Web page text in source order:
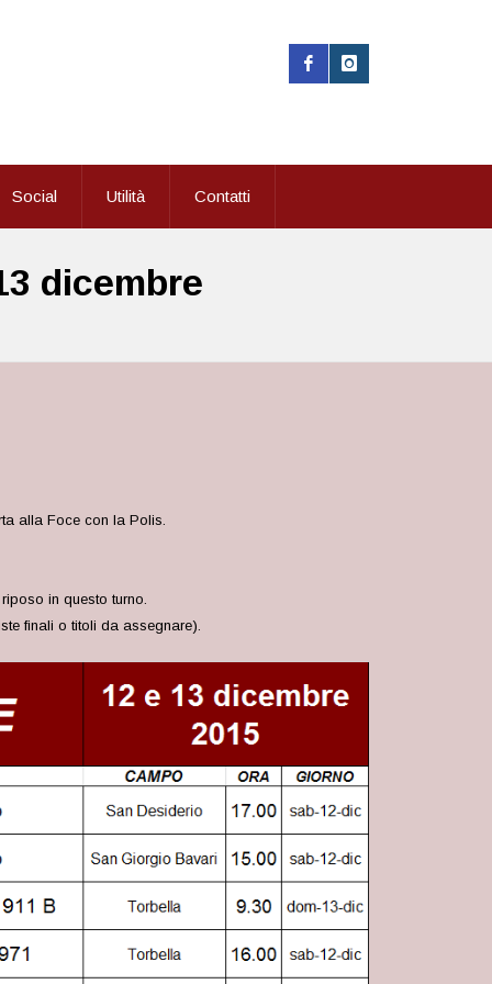
Social Utilità Contatti
dicembre
alla Foce con la Polis.
in questo turno.
finali o titoli da assegnare).